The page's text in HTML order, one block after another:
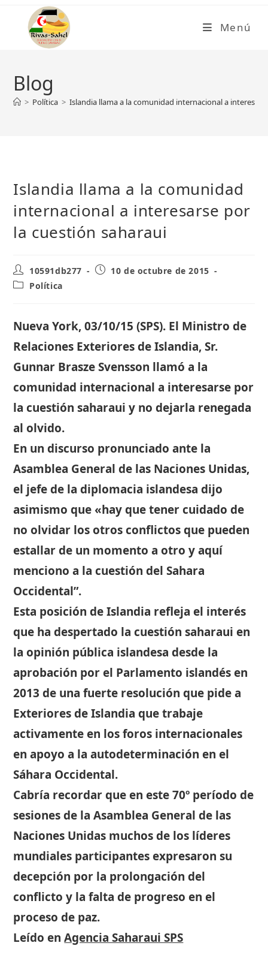
contenido
Menú
Blog
> Política > Islandia llama a la comunidad internacional a
Islandia llama a la comunidad
internacional a interesarse por
la cuestión saharaui
Autor
de
la
10591db277
Publicación
10 de octubre de 2015
Categoría
Política
Nueva York, 03/10/15 (SPS). El Ministro de
Relaciones Exteriores de Islandia, Sr.
Gunnar Brasze Svensson llamó a la
comunidad internacional a interesarse por
la cuestión saharaui y no dejarla renegada
al olvido.
En un discurso pronunciado ante la
Asamblea General de las Naciones Unidas,
el jefe de la diplomacia islandesa dijo
asimismo que «hay que tener cuidado de
no olvidar los otros conflictos que pueden
estallar de un momento a otro y aquí
menciono a la cuestión del Sahara
Occidental”.
Esta posición de Islandia refleja el interés
que ha despertado la cuestión saharaui en
la opinión pública islandesa desde la
aprobación por el Parlamento islandés en
2013 de una fuerte resolución que pide a
Exteriores de Islandia que trabaje
activamente en los foros internacionales
en apoyo a la autodeterminación en el
Sáhara Occidental.
Cabría recordar que en este 70º período de
sesiones de la Asamblea General de las
Naciones Unidas muchos de los líderes
mundiales participantes expresaron su
decepción por la prolongación del
conflicto y la falta de progreso en el
proceso de paz.
Leído enAgencia Saharaui SPS